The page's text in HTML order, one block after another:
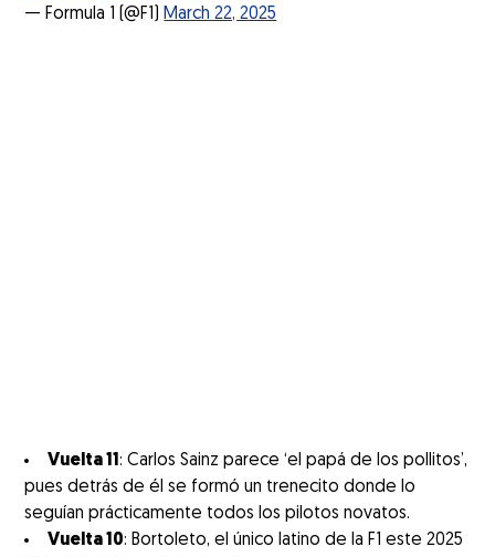
— Formula 1 (@F1)March 22, 2025
Vuelta 11: Carlos Sainz parece ‘el papá de los pollitos’,
pues detrás de él se formó un trenecito donde lo
seguían prácticamente todos los pilotos novatos.
Vuelta 10: Bortoleto, el único latino de la F1 este 2025